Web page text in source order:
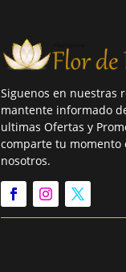
Siguenos en nuestras
mantente informado
ultimas Ofertas y
comparte tu momento
nosotros.